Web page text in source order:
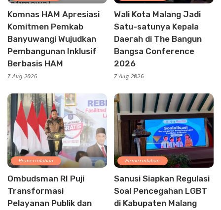
Komnas HAM Apresiasi
Komitmen Pemkab
Banyuwangi Wujudkan
Pembangunan Inklusif
Berbasis HAM
7 Aug 2026
Wali Kota Malang Jadi
Satu-satunya Kepala
Daerah di The Bangun
Bangsa Conference
2026
7 Aug 2026
Pemerintahan
Ombudsman RI Puji
Transformasi
Pelayanan Publik dan
Pemerintahan
Sanusi Siapkan Regulasi
Soal Pencegahan LGBT
di Kabupaten Malang